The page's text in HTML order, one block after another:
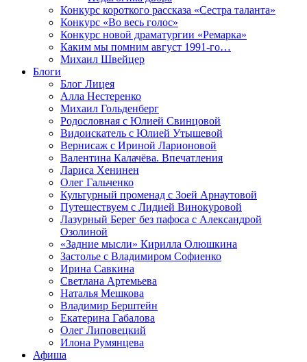
Конкурс короткого рассказа «Сестра таланта»
Конкурс «Во весь голос»
Конкурс новой драматургии «Ремарка»
Каким мы помним август 1991-го…
Михаил Швейцер
Блоги
Блог Лицея
Алла Нестеренко
Михаил Гольденберг
Родословная с Юлией Свинцовой
Видоискатель с Юлией Утышевой
Вернисаж с Ириной Ларионовой
Валентина Калачёва. Впечатления
Лариса Хенинен
Олег Гальченко
Культурный променад с Зоей Арнаутовой
Путешествуем с Лидией Винокуровой
Лазурный Берег без пафоса с Александрой
Озолиной
«Задние мысли» Кирилла Олюшкина
Застолье с Владимиром Софиенко
Ирина Савкина
Светлана Артемьева
Наталья Мешкова
Владимир Берштейн
Екатерина Габалова
Олег Липовецкий
Илона Румянцева
Афиша